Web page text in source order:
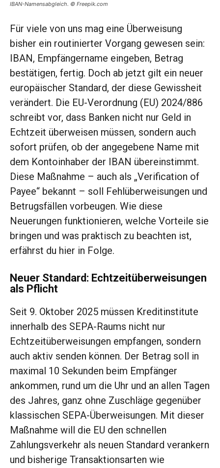
IBAN-Namensabgleich. © Freepik.com
Für viele von uns mag eine Überweisung
bisher ein routinierter Vorgang gewesen sein:
IBAN, Empfängername eingeben, Betrag
bestätigen, fertig. Doch ab jetzt gilt ein neuer
europäischer Standard, der diese Gewissheit
verändert. Die EU-Verordnung (EU) 2024/886
schreibt vor, dass Banken nicht nur Geld in
Echtzeit überweisen müssen, sondern auch
sofort prüfen, ob der angegebene Name mit
dem Kontoinhaber der IBAN übereinstimmt.
Diese Maßnahme – auch als „Verification of
Payee“ bekannt – soll Fehlüberweisungen und
Betrugsfällen vorbeugen. Wie diese
Neuerungen funktionieren, welche Vorteile sie
bringen und was praktisch zu beachten ist,
erfährst du hier in Folge.
Neuer Standard: Echtzeitüberweisungen
als Pflicht
Seit 9. Oktober 2025 müssen Kreditinstitute
innerhalb des SEPA-Raums nicht nur
Echtzeitüberweisungen empfangen, sondern
auch aktiv senden können. Der Betrag soll in
maximal 10 Sekunden beim Empfänger
ankommen, rund um die Uhr und an allen Tagen
des Jahres, ganz ohne Zuschläge gegenüber
klassischen SEPA-Überweisungen. Mit dieser
Maßnahme will die EU den schnellen
Zahlungsverkehr als neuen Standard verankern
und bisherige Transaktionsarten wie